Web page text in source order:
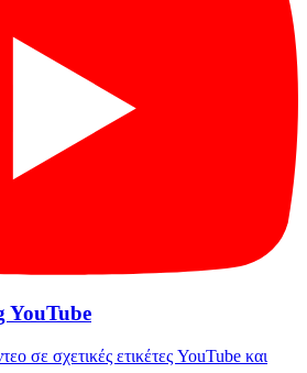
YouTube
σε σχετικές ετικέτες YouTube και